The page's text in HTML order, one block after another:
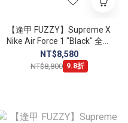
【逢甲 FUZZY】Supreme X
Nike Air Force 1 "Black" 全黑
紅標 聯名款 CU9225-001
NT$8,580
NT$8,800 9.8折